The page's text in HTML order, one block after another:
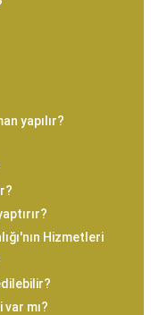
yapılır?
Hizmetleri
mı?